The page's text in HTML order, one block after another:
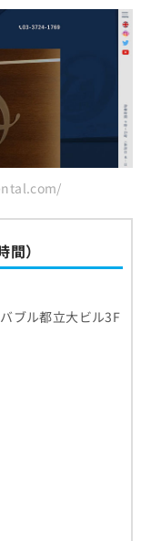
）
ブル都立大ビル3F